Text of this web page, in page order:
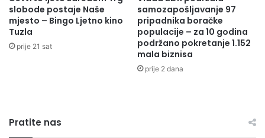
slobode postaje Naše
mjesto – Bingo Ljetno kino
Tuzla
prije 21 sat
samozapošljavanje 97
pripadnika boračke
populacije – za 10 godina
podržano pokretanje 1.152
mala biznisa
prije 2 dana
Pratite nas